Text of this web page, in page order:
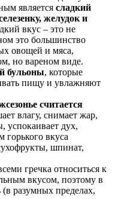
является сладкий
желудок и
вкус – это не
это большинство
овощей и мяса,
но вареном виде.
бульоны, которые
пищу и увлажняют
считается
влагу, снимает жар,
успокаивает дух,
вкуса
шпинат,
гречка относиться к
вкусом, поэтому в
разумных пределах,